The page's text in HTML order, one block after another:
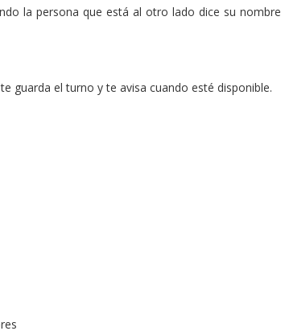
la persona que está al otro lado dice su
guarda el turno y te avisa cuando esté disponible.